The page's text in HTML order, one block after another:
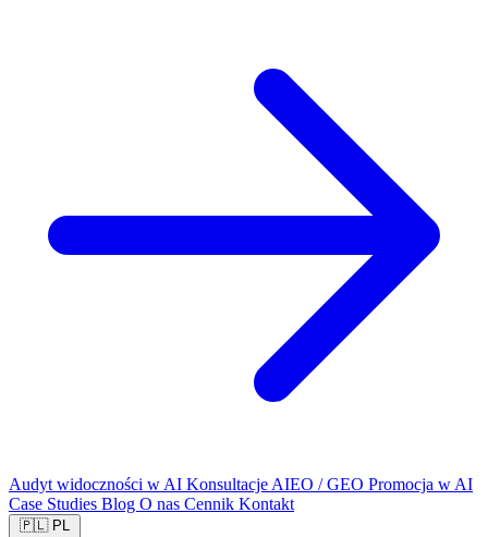
Audyt widoczności w AI Konsultacje AIEO / GEO Promocja w AI
Case Studies Blog O nas Cennik Kontakt
🇵🇱 PL